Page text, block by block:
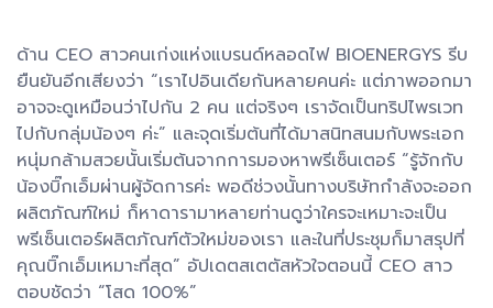
ด้าน CEO สาวคนเก่งแห่งแบรนด์หลอดไฟ BIOENERGYS รีบ
ยืนยันอีกเสียงว่า “เราไปอินเดียกันหลายคนค่ะ แต่ภาพออกมา
อาจจะดูเหมือนว่าไปกัน 2 คน แต่จริงๆ เราจัดเป็นทริปไพรเวท
ไปกับกลุ่มน้องๆ ค่ะ” และจุดเริ่มต้นที่ได้มาสนิทสนมกับพระเอก
หนุ่มกล้ามสวยนั้นเริ่มต้นจากการมองหาพรีเซ็นเตอร์ “รู้จักกับ
น้องบิ๊กเอ็มผ่านผู้จัดการค่ะ พอดีช่วงนั้นทางบริษัทกำลังจะออก
ผลิตภัณฑ์ใหม่ ก็หาดารามาหลายท่านดูว่าใครจะเหมาะจะเป็น
พรีเซ็นเตอร์ผลิตภัณฑ์ตัวใหม่ของเรา และในที่ประชุมก็มาสรุปที่
คุณบิ๊กเอ็มเหมาะที่สุด” อัปเดตสเตตัสหัวใจตอนนี้ CEO สาว
ตอบชัดว่า “โสด 100%”